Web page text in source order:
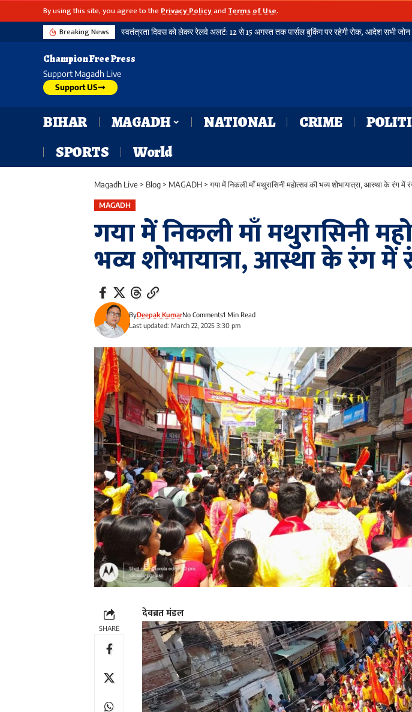
By using this site, you agree to thePrivacy PolicyandTerms of Use.
Breaking News
स्वतंत्रता दिवस को लेकर रेलवे अलर्ट: 12 से 15 अगस्त तक पार्सल बुकिंग पर रहेगी रोक, आदेश सभी जोन के लिए जारी गया-डीडीयू रेलखंड पर चलती ट्रेन से गिरकर महिला की मौत, पहचान में जुटी रेल पुलिस
Champion Free Press
Support Magadh Live
Support US
BIHAR MAGADH NATIONAL CRIME
SPORTS
World
Magadh Live > Blog > MAGADH >गया में निकली माँ मथुरासिनी महोत्सव की भव्य शोभायात्रा, आस्था के रंग में
MAGADH
गया में निकली माँ मथुरासिनी
भव्य शोभायात्रा, आस्था के रंग में
Last updated: March 22, 2025 3:30 pm
ByDeepak KumarNo Comments1 Min Read
SHARE
देवब्रत मंडल